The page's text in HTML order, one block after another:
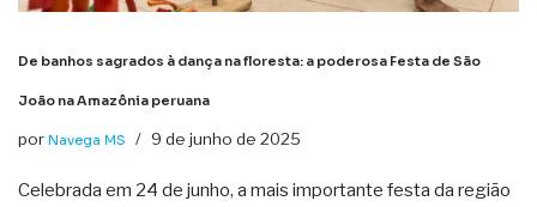
De banhos sagrados à dança na floresta: a poderosa Festa de São
João na Amazônia peruana
por Navega MS 9 de junho de 2025
Celebrada em 24 de junho, a mais importante festa da região